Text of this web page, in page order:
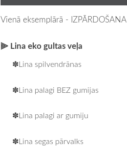
Vienā eksemplārā - IZPĀRDOŠANA
⫸ Lina eko gultas veļa
✽Lina spilvendrānas
✽Lina palagi BEZ gumijas
✽Lina palagi ar gumiju
✽Lina segas pārvalks